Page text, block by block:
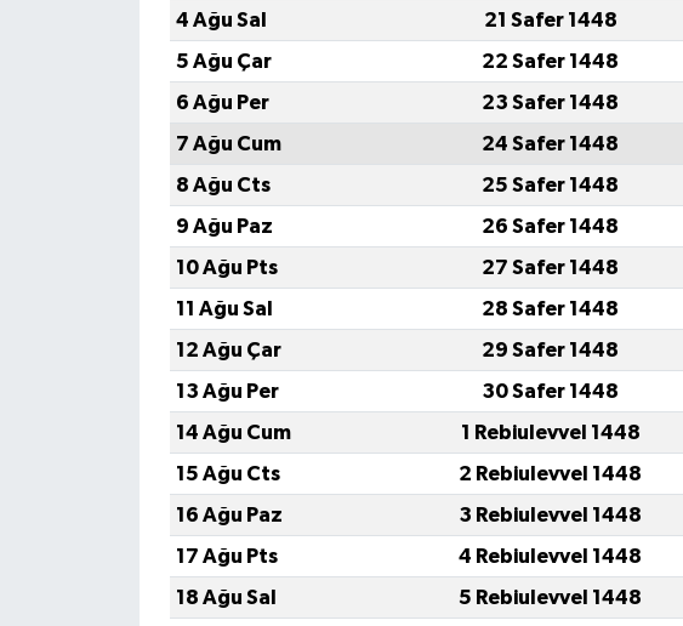
4 Ağu Sal
21 Safer 1448
5 Ağu Çar
22 Safer 1448
6 Ağu Per
23 Safer 1448
7 Ağu Cum
24 Safer 1448
8 Ağu Cts
25 Safer 1448
9 Ağu Paz
26 Safer 1448
10 Ağu Pts
27 Safer 1448
11 Ağu Sal
28 Safer 1448
12 Ağu Çar
29 Safer 1448
13 Ağu Per
30 Safer 1448
14 Ağu Cum
1 Rebiulevvel 1448
15 Ağu Cts
2 Rebiulevvel 1448
16 Ağu Paz
3 Rebiulevvel 1448
17 Ağu Pts
4 Rebiulevvel 1448
18 Ağu Sal
5 Rebiulevvel 1448